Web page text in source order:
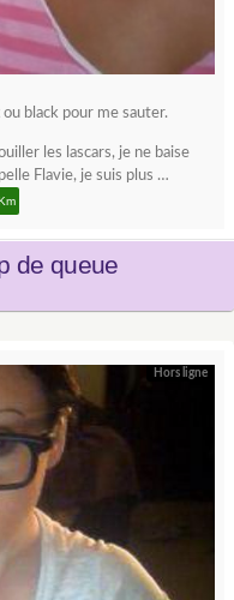
black pour me sauter.
les lascars, je ne baise
Flavie, je suis plus …
de queue
Hors ligne